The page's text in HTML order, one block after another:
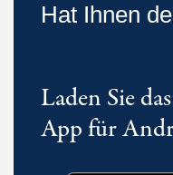
Hat Ihnen
Laden Sie
App für